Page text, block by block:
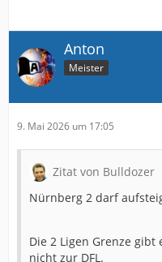
Anton
Meister
9. Mai 2026 um 17:05
Zitat von Bulldozer
Nürnberg 2 darf
Die 2 Ligen Grenze
nicht zur DFL.